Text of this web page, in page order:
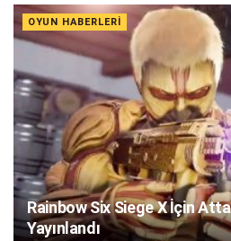
OYUN HABERLERI
Rainbow Six Siege X İçin
Yayınlandı